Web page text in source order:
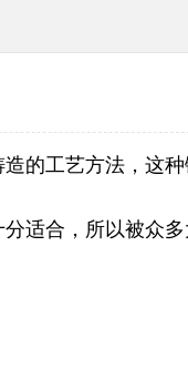
的工艺方法，这
适合，所以被众多